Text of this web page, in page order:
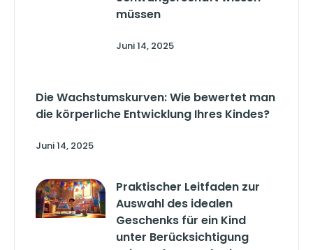
müssen
Juni 14, 2025
Die Wachstumskurven: Wie bewertet man
die körperliche Entwicklung Ihres Kindes?
Juni 14, 2025
Praktischer Leitfaden zur
Auswahl des idealen
Geschenks für ein Kind
unter Berücksichtigung